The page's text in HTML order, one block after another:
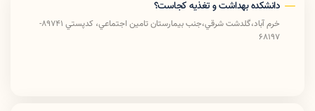
دانشکده بهداشت و تغذیه کجاست؟
خرم آباد،گلدشت شرقي،جنب بيمارستان تامين اجتماعي، كدپستي 89741-
68197